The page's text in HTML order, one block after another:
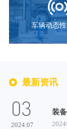
车辆动态
最新资讯
03
2024.07